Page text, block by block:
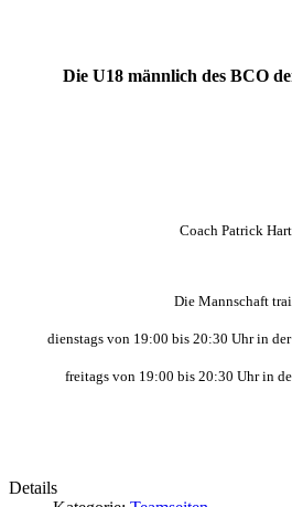
Die U18 männlich des BCO
Coach Patrick
Die Mannschaft
dienstags von 19:00 bis 20:30 Uhr in der
freitags von 19:00 bis 20:30 Uhr in
Details